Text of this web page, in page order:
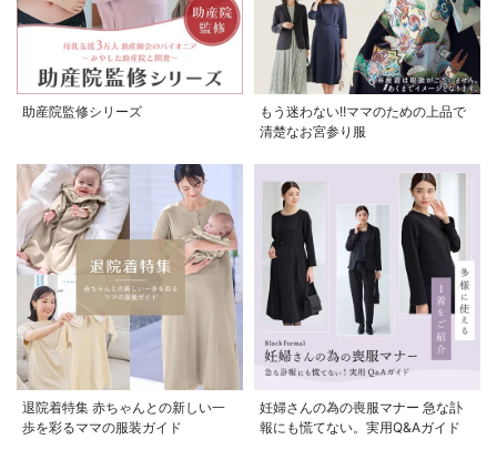
助産院監修シリーズ
もう迷わない!!ママのための上品で
清楚なお宮参り服
退院着特集 赤ちゃんとの新しい一
歩を彩るママの服装ガイド
妊婦さんの為の喪服マナー 急な訃
報にも慌てない。実用Q&Aガイド